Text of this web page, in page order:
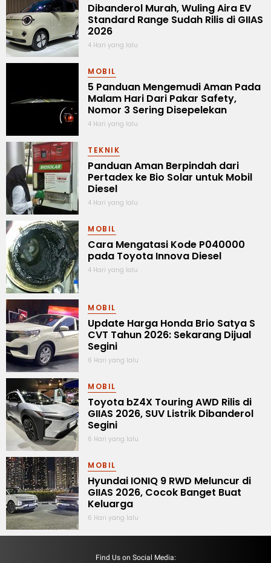
Dibanderol Murah, Wuling Aira EV
Standard Range Sudah Rilis di GIIAS
2026
4 Hari yang lalu
MOBIL
5 Panduan Mengemudi Aman Pada
Malam Hari Dari Pakar Safety,
Nomor 3 Sering Disepelekan
4 Hari yang lalu
TEKNIK
Panduan Aman Berpindah dari
Pertadex ke Bio Solar untuk Mobil
Diesel
4 Hari yang lalu
MOBIL
Cara Mengatasi Kode P040000
pada Toyota Innova Diesel
4 Hari yang lalu
MOBIL
Update Harga Honda Brio Satya S
CVT Tahun 2026: Sekarang Dijual
Segini
6 Hari yang lalu
MOBIL
Toyota bZ4X Touring AWD Rilis di
GIIAS 2026, SUV Listrik Dibanderol
Segini
6 Hari yang lalu
MOBIL
Hyundai IONIQ 9 RWD Meluncur di
GIIAS 2026, Cocok Banget Buat
Keluarga
6 Hari yang lalu
Find Us on Social Media: